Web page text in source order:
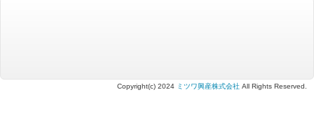
Copyright(c) 2024 ミツワ興産株式会社 All Rights Reserved.